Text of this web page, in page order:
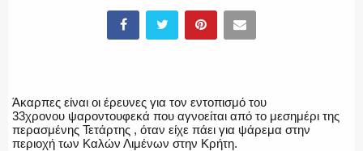
ΠΥΡΟΣΒΕΣΤΙΚΗ
Άκαρπες είναι οι έρευνες για τον εντοπισμό του
33χρονου ψαροντουφεκά που αγνοείται από το μεσημέρι της
περασμένης Τετάρτης , όταν είχε πάει για ψάρεμα στην
περιοχή των Καλών Λιμένων στην Κρήτη.